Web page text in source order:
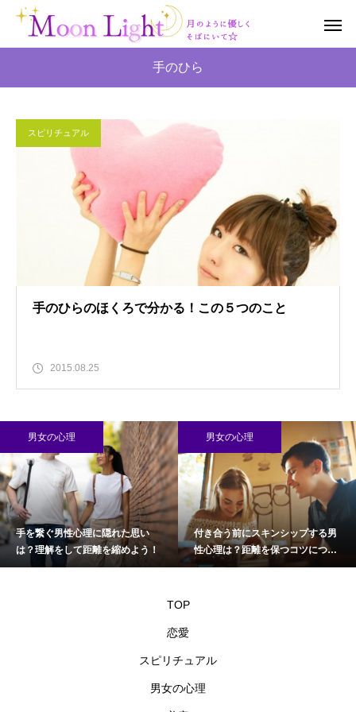
手のひら
スピリチュアル
手のひらのほくろで分かる！この５つのこと
2015.08.25
男女の心理
手を繋ぐ男性心理に隠れた思い
は？理解をして距離を縮めよう！
男女の心理
付き合う前にスキンシップする男
性心理は？距離を保つコツについ
て
TOP
恋愛
スピリチュアル
男女の心理